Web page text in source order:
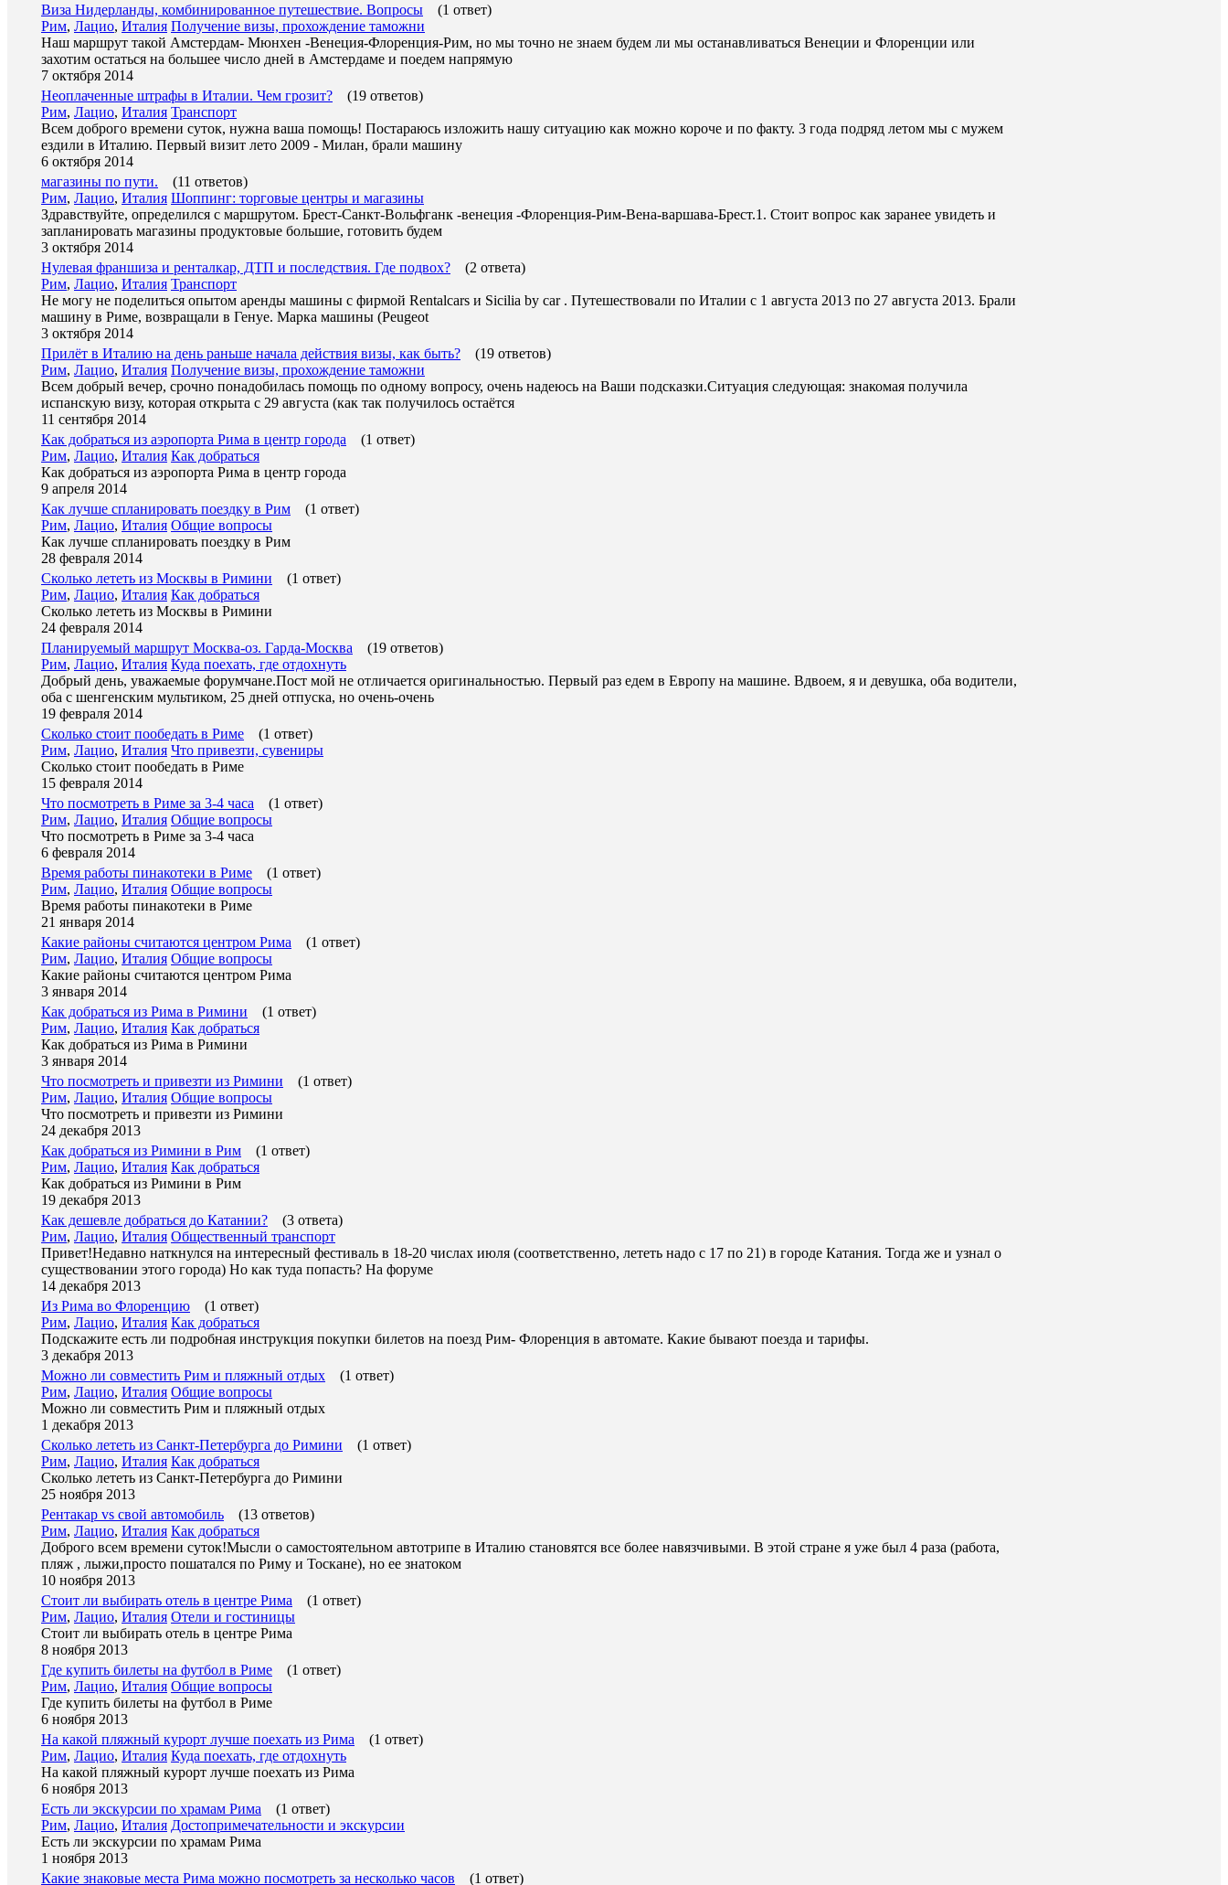
Виза Нидерланды, комбинированное путешествие. Вопросы
(1 ответ)
Рим, Лацио, Италия Получение визы, прохождение таможни
Наш маршрут такой Амстердам- Мюнхен -Венеция-Флоренция-Рим, но мы точно не знаем будем ли мы останавливаться Венеции и Флоренции или
захотим остаться на большее число дней в Амстердаме и поедем напрямую
7 октября 2014
Неоплаченные штрафы в Италии. Чем грозит?
(19 ответов)
Рим, Лацио, Италия Транспорт
Всем доброго времени суток, нужна ваша помощь! Постараюсь изложить нашу ситуацию как можно короче и по факту. 3 года подряд летом мы с мужем
ездили в Италию. Первый визит лето 2009 - Милан, брали машину
6 октября 2014
магазины по пути.
(11 ответов)
Рим, Лацио, Италия Шоппинг: торговые центры и магазины
Здравствуйте, определился с маршрутом. Брест-Санкт-Вольфганк -венеция -Флоренция-Рим-Вена-варшава-Брест.1. Стоит вопрос как заранее увидеть и
запланировать магазины продуктовые большие, готовить будем
3 октября 2014
Нулевая франшиза и ренталкар, ДТП и последствия. Где подвох?
(2 ответа)
Рим, Лацио, Италия Транспорт
Не могу не поделиться опытом аренды машины с фирмой Rentalcars и Sicilia by car . Путешествовали по Италии с 1 августа 2013 по 27 августа 2013. Брали
машину в Риме, возвращали в Генуе. Марка машины (Peugeot
3 октября 2014
Прилёт в Италию на день раньше начала действия визы, как быть?
(19 ответов)
Рим, Лацио, Италия Получение визы, прохождение таможни
Всем добрый вечер, срочно понадобилась помощь по одному вопросу, очень надеюсь на Ваши подсказки.Ситуация следующая: знакомая получила
испанскую визу, которая открыта с 29 августа (как так получилось остаётся
11 сентября 2014
Как добраться из аэропорта Рима в центр города
(1 ответ)
Рим, Лацио, Италия Как добраться
Как добраться из аэропорта Рима в центр города
9 апреля 2014
Как лучше спланировать поездку в Рим
(1 ответ)
Рим, Лацио, Италия Общие вопросы
Как лучше спланировать поездку в Рим
28 февраля 2014
Сколько лететь из Москвы в Римини
(1 ответ)
Рим, Лацио, Италия Как добраться
Сколько лететь из Москвы в Римини
24 февраля 2014
Планируемый маршрут Москва-оз. Гарда-Москва
(19 ответов)
Рим, Лацио, Италия Куда поехать, где отдохнуть
Добрый день, уважаемые форумчане.Пост мой не отличается оригинальностью. Первый раз едем в Европу на машине. Вдвоем, я и девушка, оба водители,
оба с шенгенским мультиком, 25 дней отпуска, но очень-очень
19 февраля 2014
Сколько стоит пообедать в Риме
(1 ответ)
Рим, Лацио, Италия Что привезти, сувениры
Сколько стоит пообедать в Риме
15 февраля 2014
Что посмотреть в Риме за 3-4 часа
(1 ответ)
Рим, Лацио, Италия Общие вопросы
Что посмотреть в Риме за 3-4 часа
6 февраля 2014
Время работы пинакотеки в Риме
(1 ответ)
Рим, Лацио, Италия Общие вопросы
Время работы пинакотеки в Риме
21 января 2014
Какие районы считаются центром Рима
(1 ответ)
Рим, Лацио, Италия Общие вопросы
Какие районы считаются центром Рима
3 января 2014
Как добраться из Рима в Римини
(1 ответ)
Рим, Лацио, Италия Как добраться
Как добраться из Рима в Римини
3 января 2014
Что посмотреть и привезти из Римини
(1 ответ)
Рим, Лацио, Италия Общие вопросы
Что посмотреть и привезти из Римини
24 декабря 2013
Как добраться из Римини в Рим
(1 ответ)
Рим, Лацио, Италия Как добраться
Как добраться из Римини в Рим
19 декабря 2013
Как дешевле добраться до Катании?
(3 ответа)
Рим, Лацио, Италия Общественный транспорт
Привет!Недавно наткнулся на интересный фестиваль в 18-20 числах июля (соответственно, лететь надо с 17 по 21) в городе Катания. Тогда же и узнал о
существовании этого города) Но как туда попасть? На форуме
14 декабря 2013
Из Рима во Флоренцию
(1 ответ)
Рим, Лацио, Италия Как добраться
Подскажите есть ли подробная инструкция покупки билетов на поезд Рим- Флоренция в автомате. Какие бывают поезда и тарифы.
3 декабря 2013
Можно ли совместить Рим и пляжный отдых
(1 ответ)
Рим, Лацио, Италия Общие вопросы
Можно ли совместить Рим и пляжный отдых
1 декабря 2013
Сколько лететь из Санкт-Петербурга до Римини
(1 ответ)
Рим, Лацио, Италия Как добраться
Сколько лететь из Санкт-Петербурга до Римини
25 ноября 2013
Рентакар vs свой автомобиль
(13 ответов)
Рим, Лацио, Италия Как добраться
Доброго всем времени суток!Мысли о самостоятельном автотрипе в Италию становятся все более навязчивыми. В этой стране я уже был 4 раза (работа,
пляж , лыжи,просто пошатался по Риму и Тоскане), но ее знатоком
10 ноября 2013
Стоит ли выбирать отель в центре Рима
(1 ответ)
Рим, Лацио, Италия Отели и гостиницы
Стоит ли выбирать отель в центре Рима
8 ноября 2013
Где купить билеты на футбол в Риме
(1 ответ)
Рим, Лацио, Италия Общие вопросы
Где купить билеты на футбол в Риме
6 ноября 2013
На какой пляжный курорт лучше поехать из Рима
(1 ответ)
Рим, Лацио, Италия Куда поехать, где отдохнуть
На какой пляжный курорт лучше поехать из Рима
6 ноября 2013
Есть ли экскурсии по храмам Рима
(1 ответ)
Рим, Лацио, Италия Достопримечательности и экскурсии
Есть ли экскурсии по храмам Рима
1 ноября 2013
Какие знаковые места Рима можно посмотреть за несколько часов
(1 ответ)